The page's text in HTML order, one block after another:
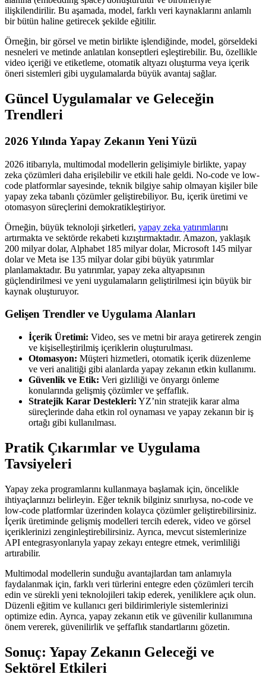
ilişkilendirilir. Bu aşamada, model, farklı veri kaynaklarını anlamlı
bir bütün haline getirecek şekilde eğitilir.
Örneğin, bir görsel ve metin birlikte işlendiğinde, model, görseldeki
nesneleri ve metinde anlatılan konseptleri eşleştirebilir. Bu, özellikle
video içeriği ve etiketleme, otomatik altyazı oluşturma veya içerik
öneri sistemleri gibi uygulamalarda büyük avantaj sağlar.
Güncel Uygulamalar ve Geleceğin
Trendleri
2026 Yılında Yapay Zekanın Yeni Yüzü
2026 itibarıyla, multimodal modellerin gelişimiyle birlikte, yapay
zeka çözümleri daha erişilebilir ve etkili hale geldi. No-code ve low-
code platformlar sayesinde, teknik bilgiye sahip olmayan kişiler bile
yapay zeka tabanlı çözümler geliştirebiliyor. Bu, içerik üretimi ve
otomasyon süreçlerini demokratikleştiriyor.
Örneğin, büyük teknoloji şirketleri, yapay zeka yatırımlarını
artırmakta ve sektörde rekabeti kızıştırmaktadır. Amazon, yaklaşık
200 milyar dolar, Alphabet 185 milyar dolar, Microsoft 145 milyar
dolar ve Meta ise 135 milyar dolar gibi büyük yatırımlar
planlamaktadır. Bu yatırımlar, yapay zeka altyapısının
güçlendirilmesi ve yeni uygulamaların geliştirilmesi için büyük bir
kaynak oluşturuyor.
Gelişen Trendler ve Uygulama Alanları
İçerik Üretimi: Video, ses ve metni bir araya getirerek zengin
ve kişiselleştirilmiş içeriklerin oluşturulması.
Otomasyon: Müşteri hizmetleri, otomatik içerik düzenleme
ve veri analitiği gibi alanlarda yapay zekanın etkin kullanımı.
Güvenlik ve Etik: Veri gizliliği ve önyargı önleme
konularında gelişmiş çözümler ve şeffaflık.
Stratejik Karar Destekleri: YZ’nin stratejik karar alma
süreçlerinde daha etkin rol oynaması ve yapay zekanın bir iş
ortağı gibi kullanılması.
Pratik Çıkarımlar ve Uygulama
Tavsiyeleri
Yapay zeka programlarını kullanmaya başlamak için, öncelikle
ihtiyaçlarınızı belirleyin. Eğer teknik bilginiz sınırlıysa, no-code ve
low-code platformlar üzerinden kolayca çözümler geliştirebilirsiniz.
İçerik üretiminde gelişmiş modelleri tercih ederek, video ve görsel
içeriklerinizi zenginleştirebilirsiniz. Ayrıca, mevcut sistemlerinize
API entegrasyonlarıyla yapay zekayı entegre etmek, verimliliği
artırabilir.
Multimodal modellerin sunduğu avantajlardan tam anlamıyla
faydalanmak için, farklı veri türlerini entegre eden çözümleri tercih
edin ve sürekli yeni teknolojileri takip ederek, yeniliklere açık olun.
Düzenli eğitim ve kullanıcı geri bildirimleriyle sistemlerinizi
optimize edin. Ayrıca, yapay zekanın etik ve güvenilir kullanımına
önem vererek, güvenilirlik ve şeffaflık standartlarını gözetin.
Sonuç: Yapay Zekanın Geleceği ve
Sektörel Etkileri